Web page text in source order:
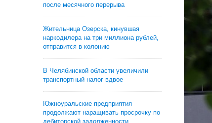
после месячного перерыва
Жительница Озерска, кинувшая
наркодилера на три миллиона рублей,
отправится в колонию
В Челябинской области увеличили
транспортный налог вдвое
Южноуральские предприятия
продолжают наращивать просрочку по
дебиторской задолженности